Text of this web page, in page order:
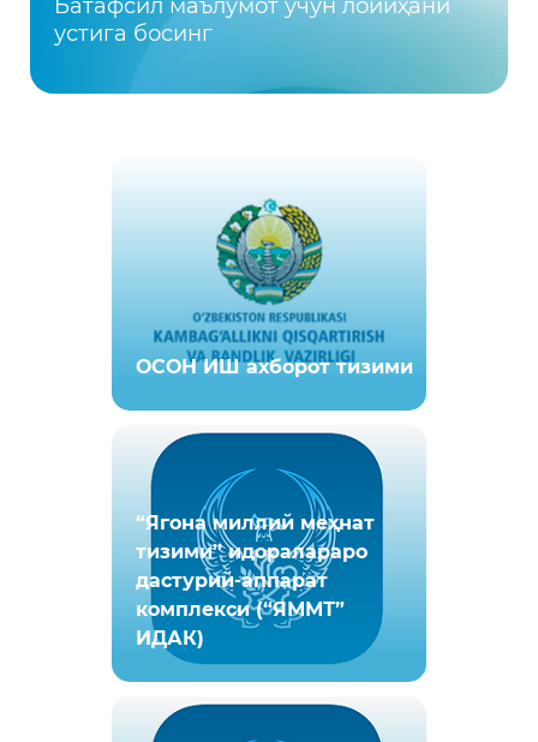
Батафсил маълумот учун лойиҳани
устига босинг
ОСОН ИШ ахборот тизими
“Ягона миллий меҳнат
тизими” идоралараро
дастурий-аппарат
комплекси (“ЯММТ”
ИДАК)